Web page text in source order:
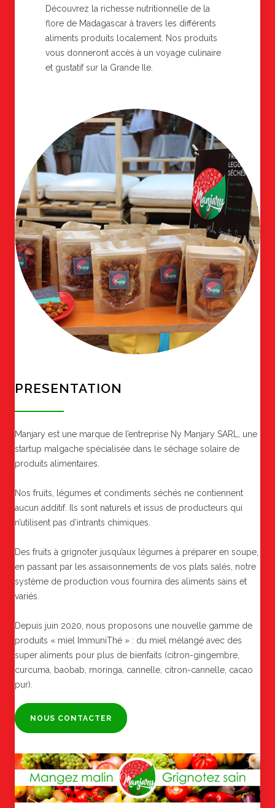
Découvrez la richesse nutritionnelle de la
flore de Madagascar à travers les différents
aliments produits localement. Nos produits
vous donneront accès à un voyage culinaire
et gustatif sur la Grande Ile.
PRESENTATION
Manjary est une marque de l’entreprise Ny Manjary SARL, une
startup malgache spécialisée dans le séchage solaire de
produits alimentaires.
Nos fruits, légumes et condiments séchés ne contiennent
aucun additif. Ils sont naturels et issus de producteurs qui
n’utilisent pas d’intrants chimiques.
Des fruits à grignoter jusqu’aux légumes à préparer en soupe,
en passant par les assaisonnements de vos plats salés, notre
système de production vous fournira des aliments sains et
variés.
Depuis juin 2020, nous proposons une nouvelle gamme de
produits « miel ImmuniThé » : du miel mélangé avec des
super aliments pour plus de bienfaits (citron-gingembre,
curcuma, baobab, moringa, cannelle, citron-cannelle, cacao
pur).
NOUS CONTACTER